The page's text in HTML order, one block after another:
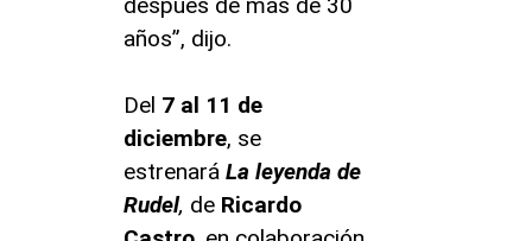
años”, dijo.
Del 7 al 11 de
diciembre, se
estrenará La leyenda de
Rudel, de Ricardo